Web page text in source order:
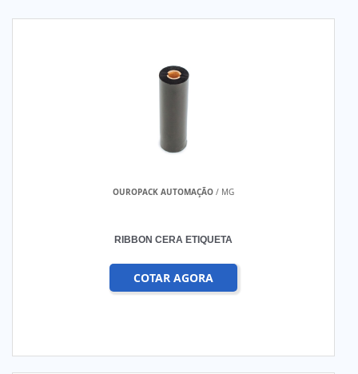
OUROPACK AUTOMAÇÃO / MG
RIBBON CERA ETIQUETA
COTAR AGORA